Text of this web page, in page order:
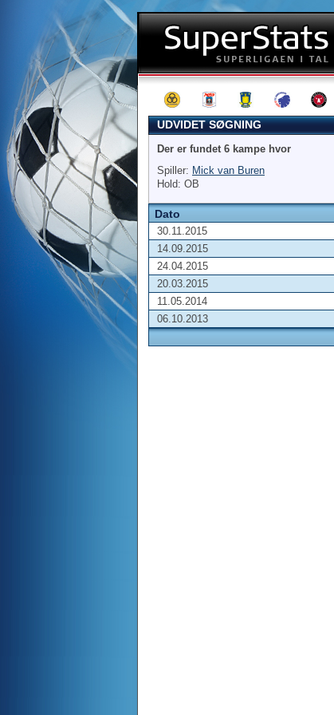
UDVIDET SØGNING
Der er fundet 6 kampe hvor
Spiller: Mick van Buren
Hold: OB
Dato
30.11.2015
14.09.2015
24.04.2015
20.03.2015
11.05.2014
06.10.2013